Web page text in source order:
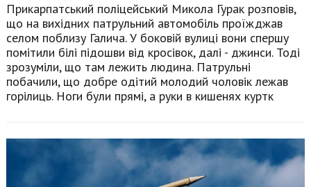
Прикарпатський поліцейський Микола Гурак розповів,
що на вихідних патрульний автомобіль проїжджав
селом поблизу Галича. У боковій вулиці вони спершу
помітили білі підошви від кросівок, далі - джинси. Тоді
зрозуміли, що там лежить людина. Патрульні
побачили, що добре одітий молодий чоловік лежав
горілиць. Ноги були прямі, а руки в кишенях куртк